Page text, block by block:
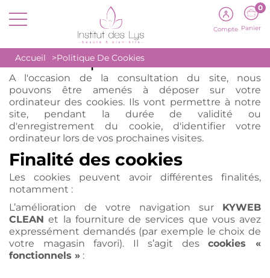
Compte
0
Panier
Accueil Politique De Cookies
Politique de Cookies
A l'occasion de la consultation du site, nous
pouvons être amenés à déposer sur votre
ordinateur des cookies. Ils vont permettre à notre
site, pendant la durée de validité ou
d'enregistrement du cookie, d'identifier votre
ordinateur lors de vos prochaines visites.
Finalité des cookies
Les cookies peuvent avoir différentes finalités,
notamment :
L’amélioration de votre navigation sur KYWEB
CLEAN et la fourniture de services que vous avez
expressément demandés (par exemple le choix de
votre magasin favori). Il s’agit descookies «
fonctionnels » :